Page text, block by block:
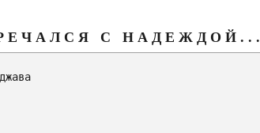
С НАДЕЖДОЙ...